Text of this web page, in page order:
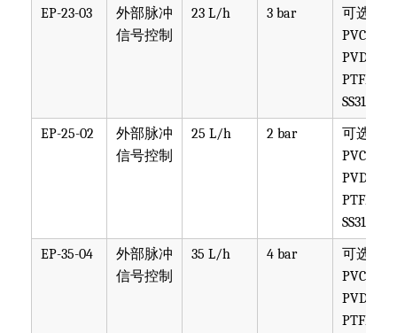
EP-23-03
外部脉冲
信号控制
23 L/h 3 bar
可选
PVC,
PVDF,
PTFE,
SS316
EP-25-02
外部脉冲
信号控制
25 L/h 2 bar
可选
PVC,
PVDF,
PTFE,
SS316
EP-35-04
外部脉冲
信号控制
35 L/h 4 bar
可选
PVC,
PVDF,
PTFE,